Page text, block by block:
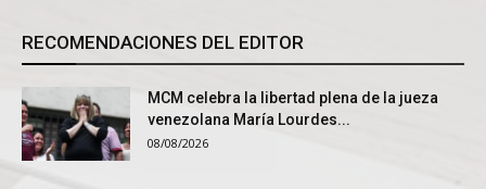
RECOMENDACIONES DEL EDITOR
MCM celebra la libertad plena de la jueza
venezolana María Lourdes...
08/08/2026